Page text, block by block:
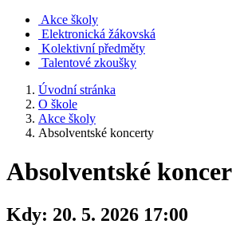
Akce školy
Elektronická žákovská
Kolektivní předměty
Talentové zkoušky
Úvodní stránka
O škole
Akce školy
Absolventské koncerty
Absolventské
Kdy: 20. 5. 2026 17:00